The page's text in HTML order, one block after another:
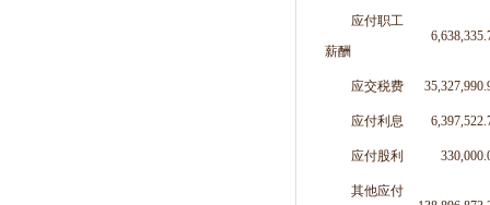
应付职工
薪酬
应交税费
应付利息
应付股利
其他应付